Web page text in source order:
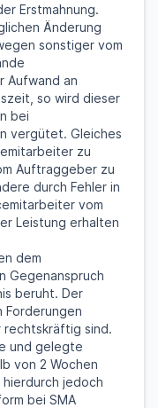
Erstmahnung.
Änderung
sonstiger vom
Aufwand an
so wird dieser
bei
vergütet. Gleiches
zu
Auftraggeber zu
durch Fehler in
vom
Leistung erhalten
dem
Gegenanspruch
beruht. Der
Forderungen
sind.
und gelegte
von 2 Wochen
hierdurch jedoch
bei SMA